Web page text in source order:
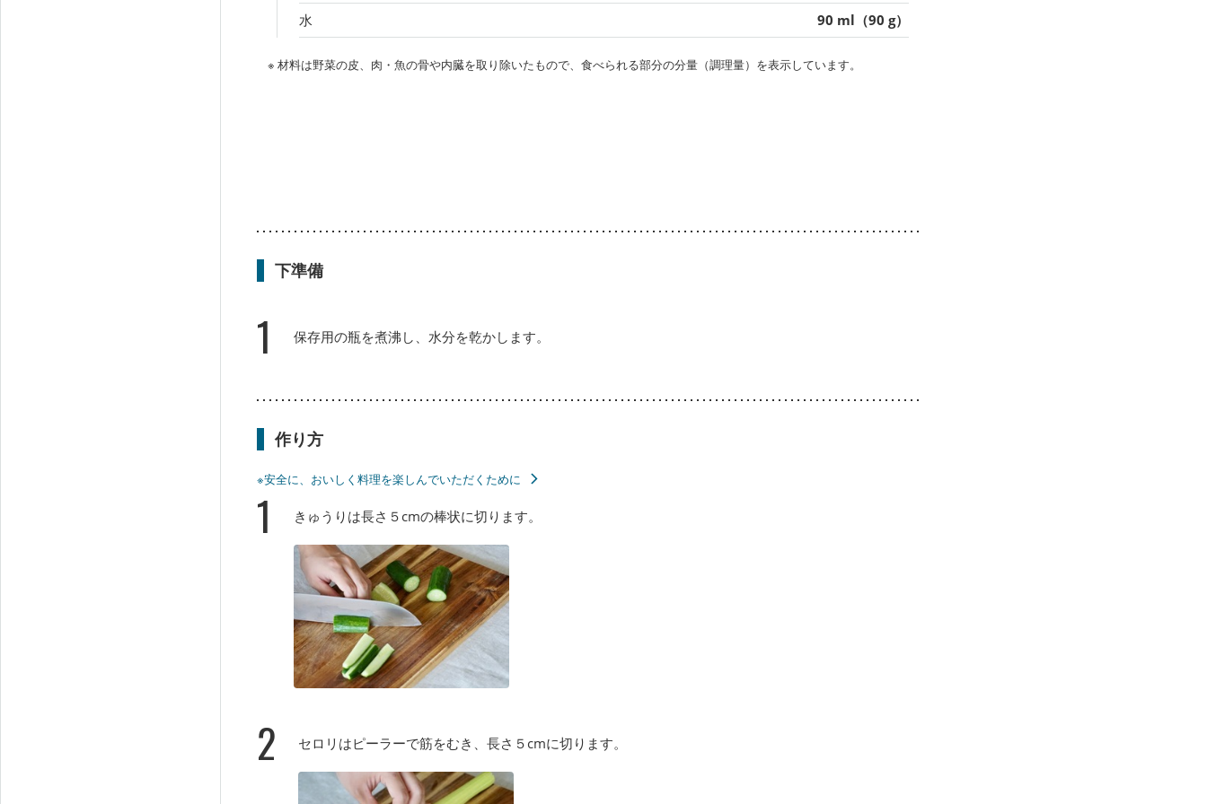
水
90 ml（90 g）
※ 材料は野菜の皮、肉・魚の骨や内臓を取り除いたもので、食べられる部分の分量（調理量）を表示しています。
下準備
1 保存用の瓶を煮沸し、水分を乾かします。
作り方
※安全に、おいしく料理を楽しんでいただくために
1 きゅうりは長さ５cmの棒状に切ります。
2 セロリはピーラーで筋をむき、長さ５cmに切ります。